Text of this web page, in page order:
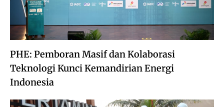
PHE: Pemboran Masif dan Kolaborasi
Teknologi Kunci Kemandirian Energi
Indonesia